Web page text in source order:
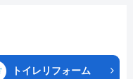
トイレリフォーム